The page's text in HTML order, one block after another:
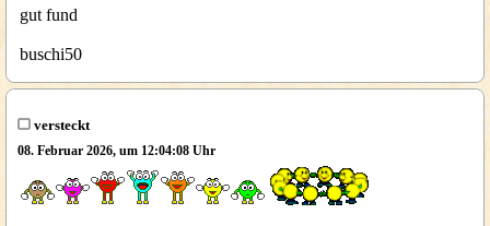
gut fund
buschi50
versteckt
08. Februar 2026, um 12:04:08 Uhr